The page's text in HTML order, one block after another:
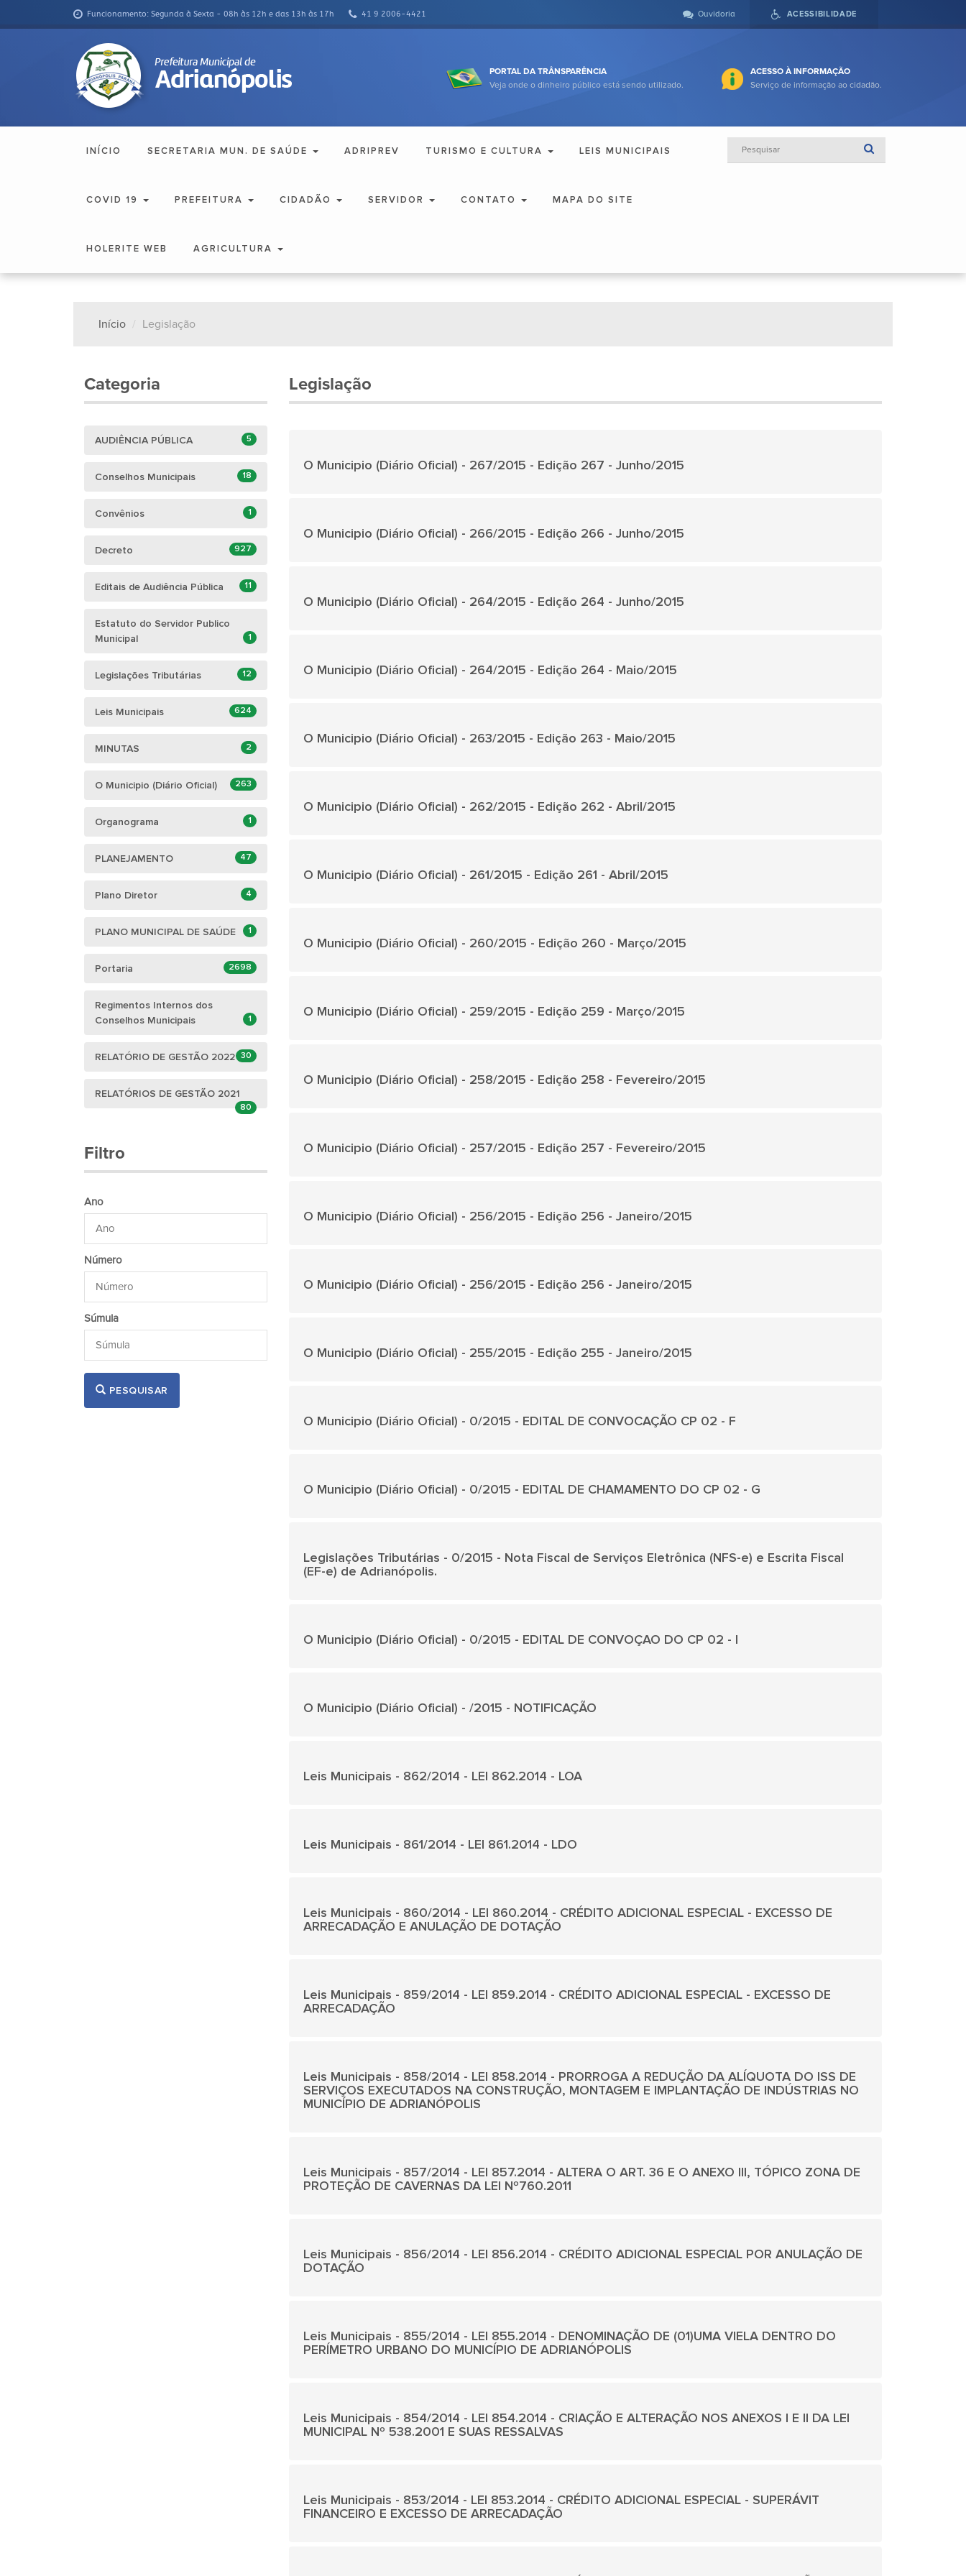
Funcionamento: Segunda à Sexta - 08h às 12h e das 13h às 17h 41 9 2006-4421 ACESSIBILIDADE
Ouvidoria
PORTAL DA TRÂNSPARÊNCIA
Veja onde o dinheiro público está sendo utilizado.
ACESSO À INFORMAÇÃO
Serviço de informação ao cidadão.
INÍCIO SECRETARIA MUN. DE SAÚDE ADRIPREV TURISMO E CULTURA LEIS MUNICIPAIS
COVID 19 PREFEITURA CIDADÃO SERVIDOR CONTATO MAPA DO SITE
HOLERITE WEB AGRICULTURA
Início Legislação
Categoria
AUDIÊNCIA PÚBLICA 5
Conselhos Municipais 18
Convênios 1
Decreto 927
Editais de Audiência Pública 11
Estatuto do Servidor Publico
Municipal
1
Legislações Tributárias 12
Leis Municipais 624
MINUTAS 2
O Municipio (Diário Oficial) 263
Organograma 1
PLANEJAMENTO 47
Plano Diretor 4
PLANO MUNICIPAL DE SAÚDE 1
Portaria 2698
Regimentos Internos dos
Conselhos Municipais
1
RELATÓRIO DE GESTÃO 2022 30
RELATÓRIOS DE GESTÃO 2021
80
Filtro
Ano
Número
Súmula
PESQUISAR
Legislação
O Municipio (Diário Oficial) - 267/2015 - Edição 267 - Junho/2015
O Municipio (Diário Oficial) - 266/2015 - Edição 266 - Junho/2015
O Municipio (Diário Oficial) - 264/2015 - Edição 264 - Junho/2015
O Municipio (Diário Oficial) - 264/2015 - Edição 264 - Maio/2015
O Municipio (Diário Oficial) - 263/2015 - Edição 263 - Maio/2015
O Municipio (Diário Oficial) - 262/2015 - Edição 262 - Abril/2015
O Municipio (Diário Oficial) - 261/2015 - Edição 261 - Abril/2015
O Municipio (Diário Oficial) - 260/2015 - Edição 260 - Março/2015
O Municipio (Diário Oficial) - 259/2015 - Edição 259 - Março/2015
O Municipio (Diário Oficial) - 258/2015 - Edição 258 - Fevereiro/2015
O Municipio (Diário Oficial) - 257/2015 - Edição 257 - Fevereiro/2015
O Municipio (Diário Oficial) - 256/2015 - Edição 256 - Janeiro/2015
O Municipio (Diário Oficial) - 256/2015 - Edição 256 - Janeiro/2015
O Municipio (Diário Oficial) - 255/2015 - Edição 255 - Janeiro/2015
O Municipio (Diário Oficial) - 0/2015 - EDITAL DE CONVOCAÇÃO CP 02 - F
O Municipio (Diário Oficial) - 0/2015 - EDITAL DE CHAMAMENTO DO CP 02 - G
Legislações Tributárias - 0/2015 - Nota Fiscal de Serviços Eletrônica (NFS-e) e Escrita Fiscal
(EF-e) de Adrianópolis.
O Municipio (Diário Oficial) - 0/2015 - EDITAL DE CONVOÇAO DO CP 02 - I
O Municipio (Diário Oficial) - /2015 - NOTIFICAÇÃO
Leis Municipais - 862/2014 - LEI 862.2014 - LOA
Leis Municipais - 861/2014 - LEI 861.2014 - LDO
Leis Municipais - 860/2014 - LEI 860.2014 - CRÉDITO ADICIONAL ESPECIAL - EXCESSO DE
ARRECADAÇÃO E ANULAÇÃO DE DOTAÇÃO
Leis Municipais - 859/2014 - LEI 859.2014 - CRÉDITO ADICIONAL ESPECIAL - EXCESSO DE
ARRECADAÇÃO
Leis Municipais - 858/2014 - LEI 858.2014 - PRORROGA A REDUÇÃO DA ALÍQUOTA DO ISS DE
SERVIÇOS EXECUTADOS NA CONSTRUÇÃO, MONTAGEM E IMPLANTAÇÃO DE INDÚSTRIAS NO
MUNICÍPIO DE ADRIANÓPOLIS
Leis Municipais - 857/2014 - LEI 857.2014 - ALTERA O ART. 36 E O ANEXO III, TÓPICO ZONA DE
PROTEÇÃO DE CAVERNAS DA LEI Nº760.2011
Leis Municipais - 856/2014 - LEI 856.2014 - CRÉDITO ADICIONAL ESPECIAL POR ANULAÇÃO DE
DOTAÇÃO
Leis Municipais - 855/2014 - LEI 855.2014 - DENOMINAÇÃO DE (01)UMA VIELA DENTRO DO
PERÍMETRO URBANO DO MUNICÍPIO DE ADRIANÓPOLIS
Leis Municipais - 854/2014 - LEI 854.2014 - CRIAÇÃO E ALTERAÇÃO NOS ANEXOS I E II DA LEI
MUNICIPAL Nº 538.2001 E SUAS RESSALVAS
Leis Municipais - 853/2014 - LEI 853.2014 - CRÉDITO ADICIONAL ESPECIAL - SUPERÁVIT
FINANCEIRO E EXCESSO DE ARRECADAÇÃO